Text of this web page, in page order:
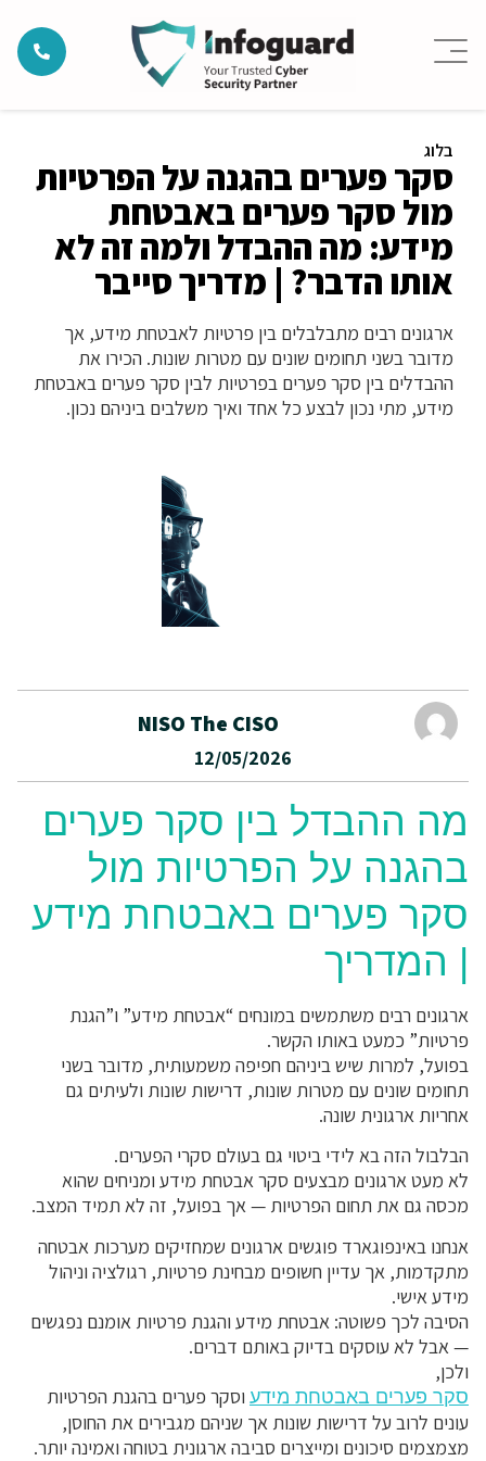
בלוג
סקר פערים בהגנה על הפרטיות
מול סקר פערים באבטחת
מידע: מה ההבדל ולמה זה לא
אותו הדבר? | מדריך סייבר
ארגונים רבים מתבלבלים בין פרטיות לאבטחת מידע, אך
מדובר בשני תחומים שונים עם מטרות שונות. הכירו את
ההבדלים בין סקר פערים בפרטיות לבין סקר פערים באבטחת
מידע, מתי נכון לבצע כל אחד ואיך משלבים ביניהם נכון.
NISO The CISO
12/05/2026
מה ההבדל בין סקר פערים
בהגנה על הפרטיות מול
סקר פערים באבטחת מידע
| המדריך
ארגונים רבים משתמשים במונחים “אבטחת מידע” ו”הגנת
פרטיות” כמעט באותו הקשר.
בפועל, למרות שיש ביניהם חפיפה משמעותית, מדובר בשני
תחומים שונים עם מטרות שונות, דרישות שונות ולעיתים גם
אחריות ארגונית שונה.
הבלבול הזה בא לידי ביטוי גם בעולם סקרי הפערים.
לא מעט ארגונים מבצעים סקר אבטחת מידע ומניחים שהוא
מכסה גם את תחום הפרטיות — אך בפועל, זה לא תמיד המצב.
אנחנו באינפוגארד פוגשים ארגונים שמחזיקים מערכות אבטחה
מתקדמות, אך עדיין חשופים מבחינת פרטיות, רגולציה וניהול
מידע אישי.
הסיבה לכך פשוטה: אבטחת מידע והגנת פרטיות אומנם נפגשים
— אבל לא עוסקים בדיוק באותם דברים.
ולכן,
סקר פערים באבטחת מידע וסקר פערים בהגנת הפרטיות
עונים לרוב על דרישות שונות אך שניהם מגבירים את החוסן,
מצמצמים סיכונים ומייצרים סביבה ארגונית בטוחה ואמינה יותר.